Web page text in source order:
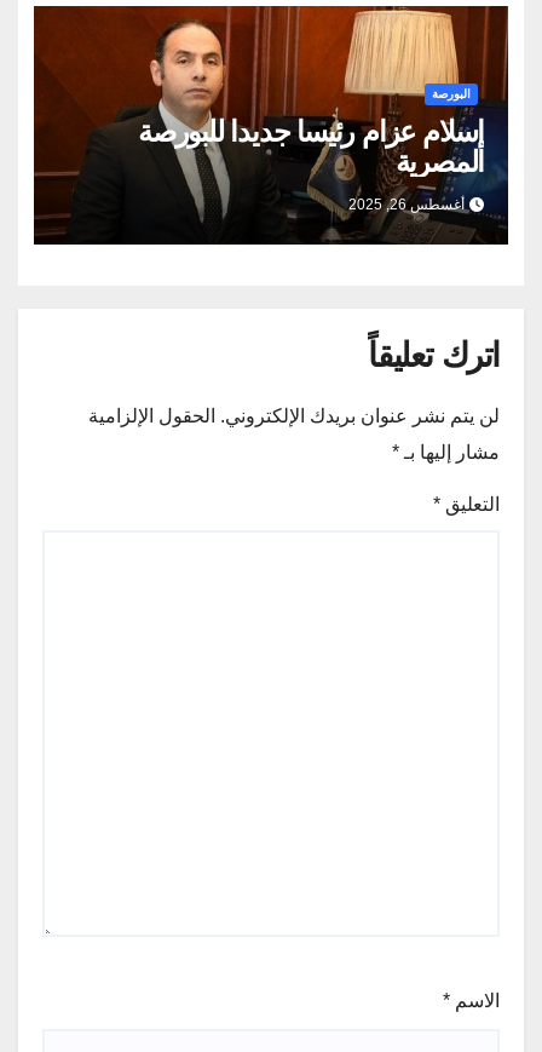
البورصة
إسلام عزام رئيسا جديدا للبورصة
المصرية
أغسطس 26, 2025
اترك تعليقاً
لن يتم نشر عنوان بريدك الإلكتروني. الحقول الإلزامية
مشار إليها بـ *
التعليق *
الاسم *